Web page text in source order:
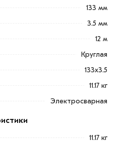
мм является одним из
в различных отраслях
трубопроводов,
опорных
позиции, кликните мышкой
133 мм
3.5 мм
12 м
Круглая
133х3.5
11.17 кг
Электросварная
11.17 кг